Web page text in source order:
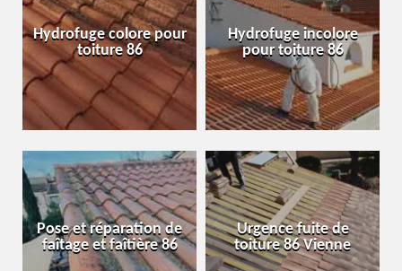
Hydrofuge colore pour
toiture 86
Hydrofuge incolore
pour toiture 86
Pose et réparation de
faîtage et faîtière 86
Urgence fuite de
toiture 86 Vienne